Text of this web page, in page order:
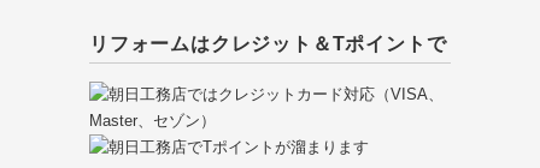
リフォームはクレジット＆Tポイントで